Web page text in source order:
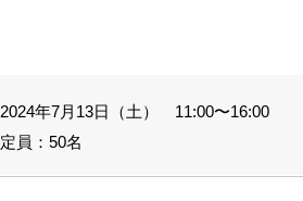
2024年7月13日（土） 11:00〜16:00
定員：50名